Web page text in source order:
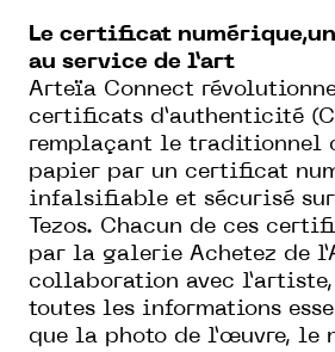
Le certificat
au service de l’art
Arteïa Connect
certificats d’authenticité
remplaçant le traditionnel
papier par un certificat
infalsifiable et sécurisé
Tezos. Chacun de ces
par la galerie Achetez de
collaboration avec
toutes les informations
que la photo de l’œuvre, le